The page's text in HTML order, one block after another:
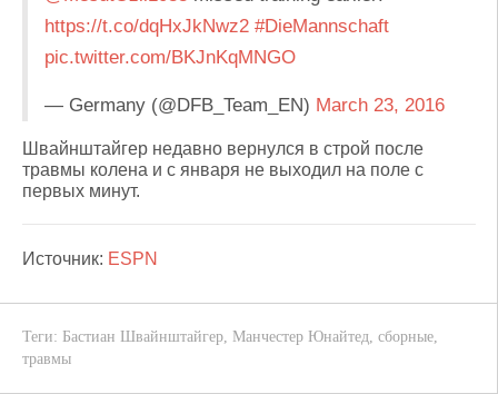
https://t.co/dqHxJkNwz2 #DieMannschaft
pic.twitter.com/BKJnKqMNGO
— Germany (@DFB_Team_EN) March 23, 2016
Швайнштайгер недавно вернулся в строй после
травмы колена и с января не выходил на поле с
первых минут.
Источник: ESPN
Теги: Бастиан Швайнштайгер, Манчестер Юнайтед, сборные,
травмы